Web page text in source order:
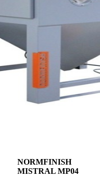
NORMFINISH
MISTRAL MP04